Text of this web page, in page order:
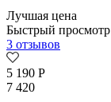
Лучшая цена
Быстрый просмотр
3 отзывов
5 190 Р
7 420